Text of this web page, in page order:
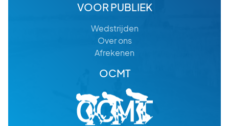
VOOR PUBLIEK
Wedstrijden
Over ons
Afrekenen
OCMT